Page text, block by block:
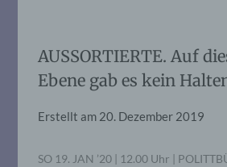
AUSSORTIERTE. Auf
Ebene gab es kein
Erstellt am 20. Dezember 2019
SO 19. JAN ’20 | 12.00 Uhr |